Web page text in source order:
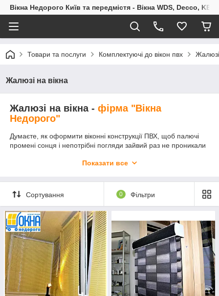
Вікна Недорого Київ та передмістя - Вікна WDS, Decco,
Товари та послуги Комплектуючі до вікон пвх
Жалюзі на вікна
Жалюзі на вікна - фірма "Вікна
Недорого"
Думаєте, як оформити віконні конструкції ПВХ, щоб палючі
промені сонця і непотрібні погляди зайвий раз не проникали
чудове рішення для будь-яких приміщень за невисокою
квартирах і заміському житло. На відміну від стандартних
штор такий варіант більш функціональний і простий в
обслуговуванні. Придбати комфортні жалюзі для
металопластикових систем за вигідною вартості можна у
Вікна Недорого.
Показати все
Сортування 0 Фільтри